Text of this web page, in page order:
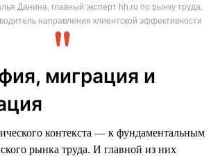
Данина, главный эксперт hh.ru по рынку труда,
направления клиентской эффективности
миграция и
контекста — к фундаментальным
рынка труда. И главной из них